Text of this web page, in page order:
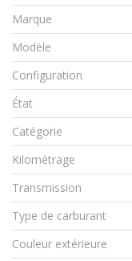
Marque
Modèle
Configuration
État
Catégorie
Kilométrage
Transmission
Type de carburant
Couleur extérieure